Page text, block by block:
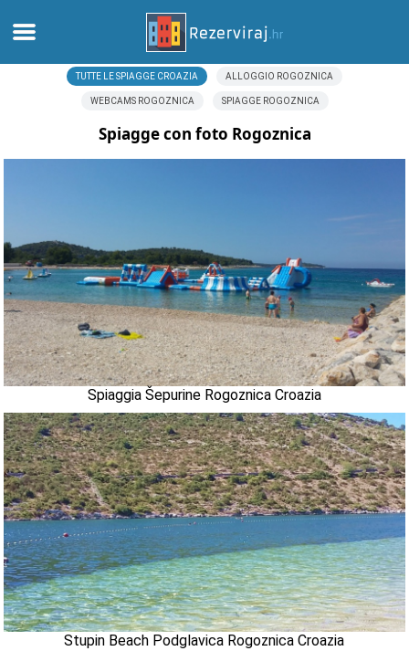
Appartamenti
webcams
Incontra Croazia
musei
TUTTE LE SPIAGGE CROAZIA ALLOGGIO ROGOZNICA
WEBCAMS ROGOZNICA SPIAGGE ROGOZNICA
Spiagge con foto Rogoznica
Spiaggia Šepurine Rogoznica Croazia
Stupin Beach Podglavica Rogoznica Croazia